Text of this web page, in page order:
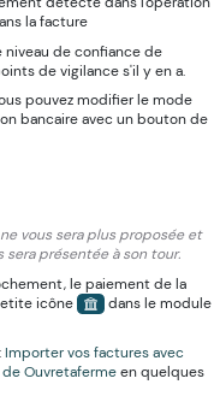
la facture
niveau de confiance de
de vigilance s'il y en a.
pouvez modifier le mode
bancaire avec un bouton de
vous sera plus proposée et
présentée à son tour.
le paiement de la
icône
dans le module
Importer vos factures avec
Ouvretafermeen quelques